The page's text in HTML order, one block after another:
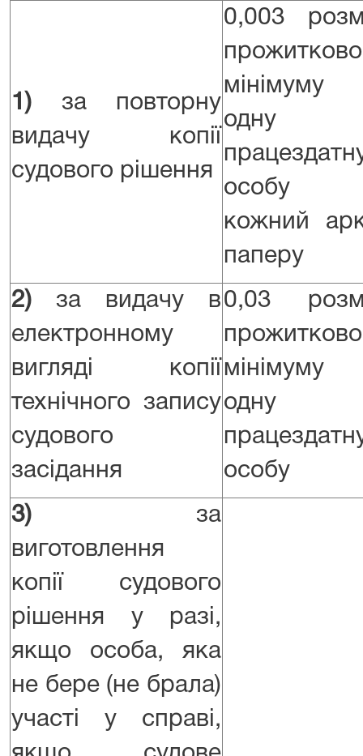
1) за повторну
видачу копії
судового рішення
0,003
мінімуму
одну
особу
кожний
паперу
2) за видачу в
електронному
вигляді копії
технічного запису
судового
засідання
0,03
мінімуму
одну
особу
3) за
виготовлення
копії судового
рішення у разі,
якщо особа, яка
не бере (не брала)
участі у справі,